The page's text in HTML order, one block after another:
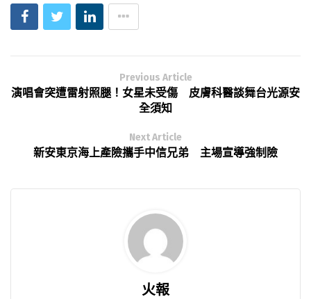
Previous Article
演唱會突遭雷射照腿！女星未受傷 皮膚科醫談舞台光源安
全須知
Next Article
新安東京海上產險攜手中信兄弟 主場宣導強制險
火報